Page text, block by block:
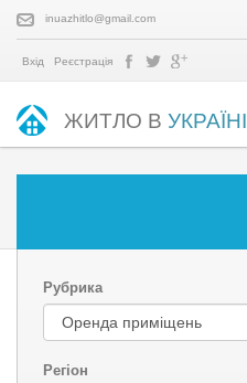
inuazhitlo@gmail.com
Вхід Реєстрація
ЖИТЛО В УКРАЇНІ
Рубрика
Регіон